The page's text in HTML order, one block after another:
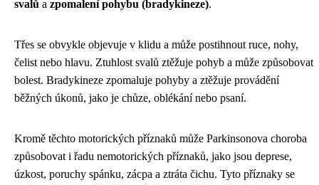
svalů a zpomalení pohybu (bradykineze).
Třes se obvykle objevuje v klidu a může postihnout ruce, nohy,
čelist nebo hlavu. Ztuhlost svalů ztěžuje pohyb a může způsobovat
bolest. Bradykineze zpomaluje pohyby a ztěžuje provádění
běžných úkonů, jako je chůze, oblékání nebo psaní.
Kromě těchto motorických příznaků může Parkinsonova choroba
způsobovat i řadu nemotorických příznaků, jako jsou deprese,
úzkost, poruchy spánku, zácpa a ztráta čichu. Tyto příznaky se